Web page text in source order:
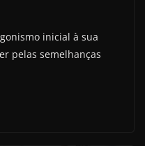
inicial à sua
pelas semelhanças